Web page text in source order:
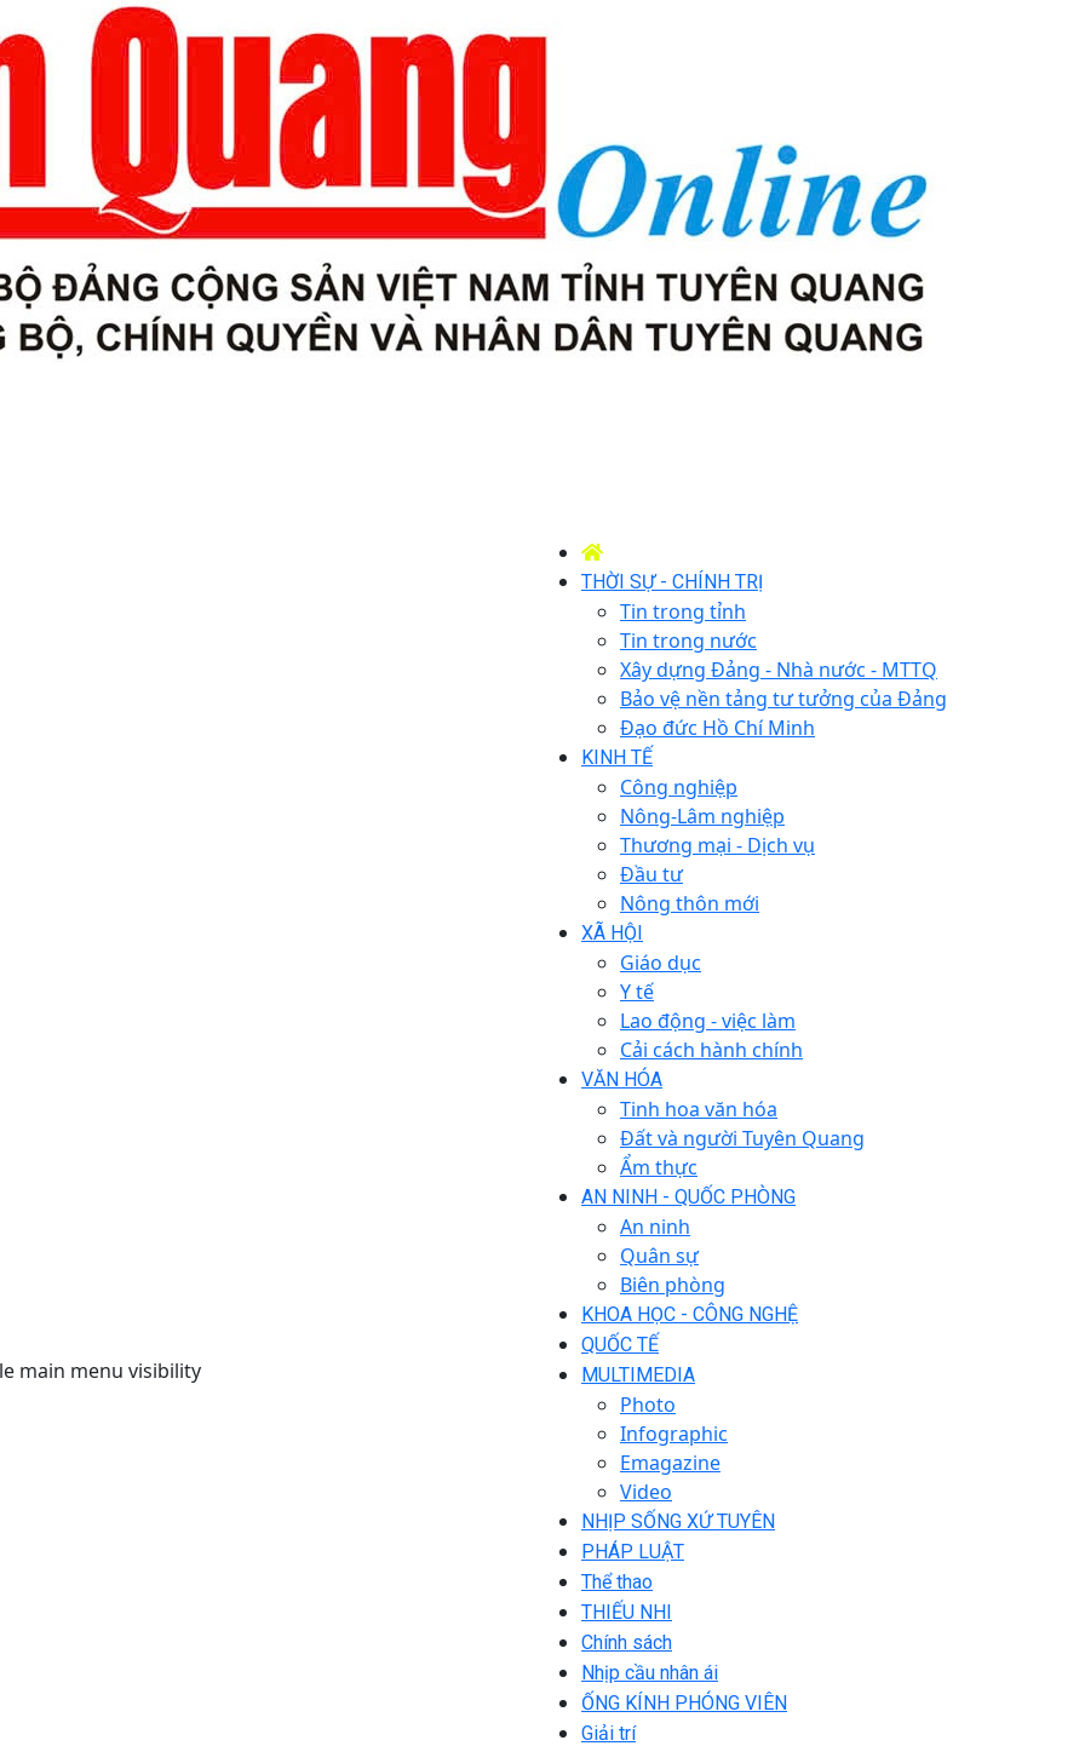
main menu visibility
THỜI SỰ - CHÍNH TRỊ
Tin trong tỉnh
Tin trong nước
Xây dựng Đảng - Nhà nước - MTTQ
Bảo vệ nền tảng tư tưởng của Đảng
Đạo đức Hồ Chí Minh
KINH TẾ
Công nghiệp
Nông-Lâm nghiệp
Thương mại - Dịch vụ
Đầu tư
Nông thôn mới
XÃ HỘI
Giáo dục
Y tế
Lao động - việc làm
Cải cách hành chính
VĂN HÓA
Tinh hoa văn hóa
Đất và người Tuyên Quang
Ẩm thực
AN NINH - QUỐC PHÒNG
An ninh
Quân sự
Biên phòng
KHOA HỌC - CÔNG NGHỆ
QUỐC TẾ
MULTIMEDIA
Photo
Infographic
Emagazine
Video
NHỊP SỐNG XỨ TUYÊN
PHÁP LUẬT
Thể thao
THIẾU NHI
Chính sách
Nhịp cầu nhân ái
ỐNG KÍNH PHÓNG VIÊN
Giải trí